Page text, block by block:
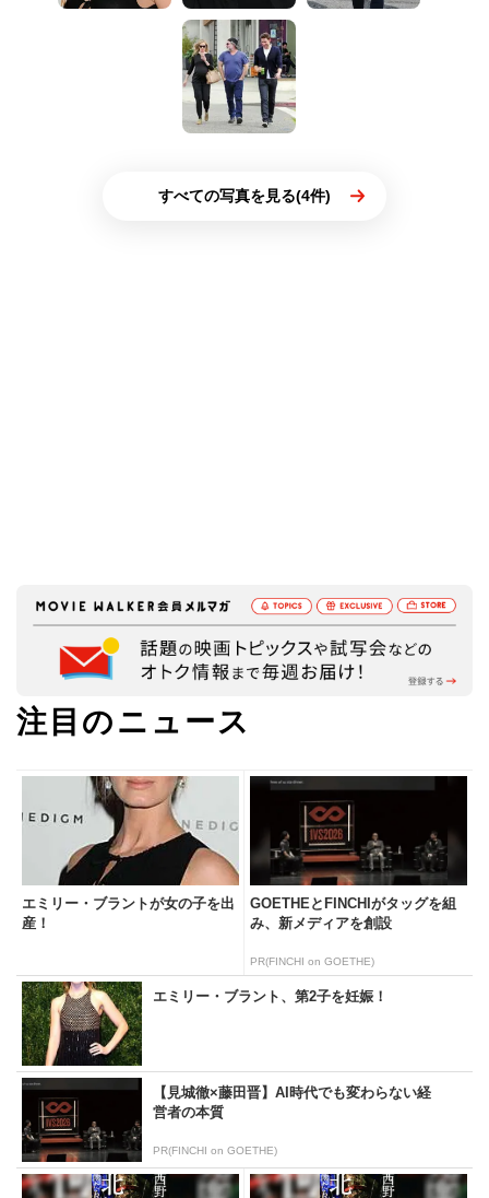
すべての写真を見る(4件)
注目のニュース
エミリー・ブラントが女の子を出
産！
GOETHEとFINCHIがタッグを組
み、新メディアを創設
PR(FINCHI on GOETHE)
エミリー・ブラント、第2子を妊娠！
【見城徹×藤田晋】AI時代でも変わらない経
営者の本質
PR(FINCHI on GOETHE)